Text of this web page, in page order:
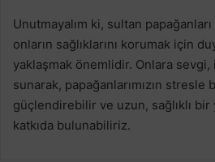
Unutmayalım ki, sultan
onların sağlıklarını korumak için
yaklaşmak önemlidir. Onlara sevgi,
sunarak, papağanlarımızın stresle
güçlendirebilir ve uzun, sağlıklı
katkıda bulunabiliriz.